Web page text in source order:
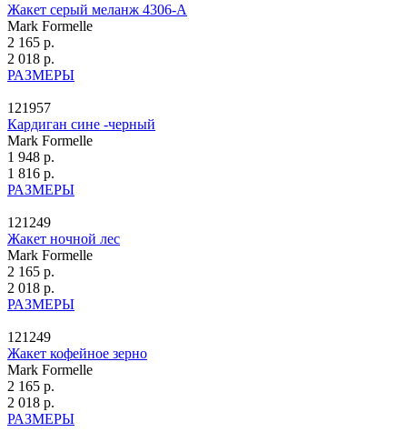
Жакет серый меланж 4306-А
Mark Formelle
2 165 р.
2 018 р.
РАЗМЕРЫ
121957
Кардиган сине -черный
Mark Formelle
1 948 р.
1 816 р.
РАЗМЕРЫ
121249
Жакет ночной лес
Mark Formelle
2 165 р.
2 018 р.
РАЗМЕРЫ
121249
Жакет кофейное зерно
Mark Formelle
2 165 р.
2 018 р.
РАЗМЕРЫ